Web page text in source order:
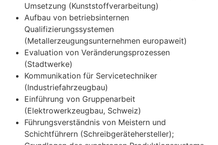
Umsetzung (Kunststoffverarbeitung)
Aufbau von betriebsinternen
Qualifizierungssystemen
(Metallerzeugungsunternehmen europaweit)
Evaluation von Veränderungsprozessen
(Stadtwerke)
Kommunikation für Servicetechniker
(Industriefahrzeugbau)
Einführung von Gruppenarbeit
(Elektrowerkzeugbau, Schweiz)
Führungsverständnis von Meistern und
Schichtführern (Schreibgerätehersteller);